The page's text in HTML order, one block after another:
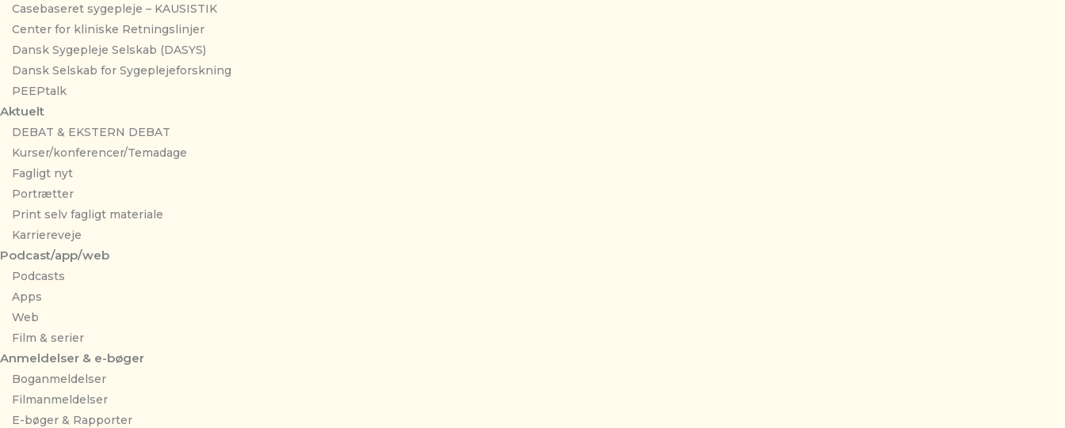
Casebaseret sygepleje – KAUSISTIK
Center for kliniske Retningslinjer
Dansk Sygepleje Selskab (DASYS)
Dansk Selskab for Sygeplejeforskning
PEEPtalk
Aktuelt
DEBAT & EKSTERN DEBAT
Kurser/konferencer/Temadage
Fagligt nyt
Portrætter
Print selv fagligt materiale
Karriereveje
Podcast/app/web
Podcasts
Apps
Web
Film & serier
Anmeldelser & e-bøger
Boganmeldelser
Filmanmeldelser
E-bøger & Rapporter